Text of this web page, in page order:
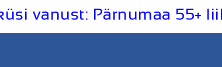
vanust: Pärnumaa 55+